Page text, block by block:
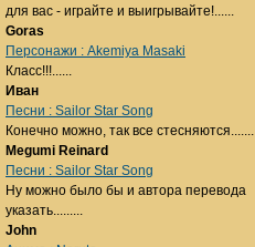
для вас - играйте и выигрывайте!......
Goras
Персонажи : Akemiya Masaki
Класс!!!......
Иван
Песни : Sailor Star Song
Конечно можно, так все стесняются.......
Megumi Reinard
Песни : Sailor Star Song
Ну можно было бы и автора перевода
указать.........
John